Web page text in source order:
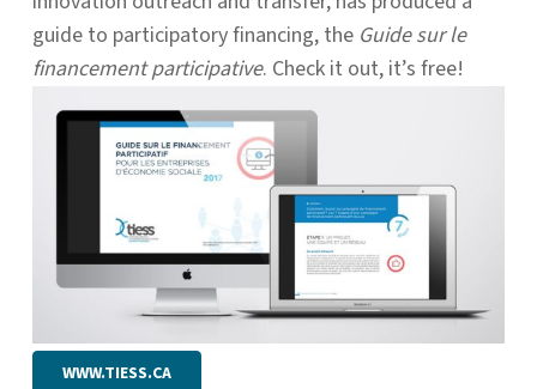
guide to participatory financing, the Guide sur le
financement participative. Check it out, it’s free!
WWW.TIESS.CA